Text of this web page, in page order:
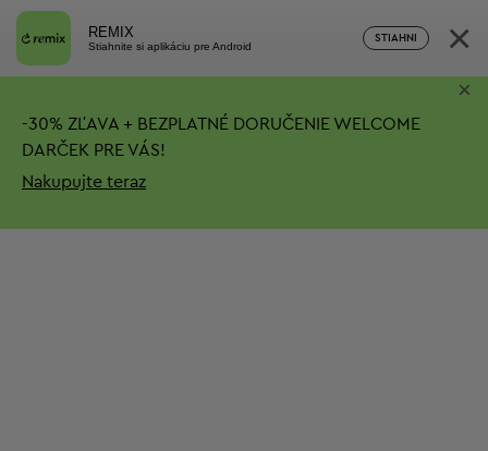
REMIX
Stiahnite si aplikáciu pre Android
STIAHNI ×
-30% ZĽAVA + BEZPLATNÉ DORUČENIE WELCOME
DARČEK PRE VÁS!
Nakupujte teraz
×